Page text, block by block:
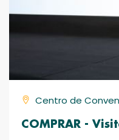
Centro de
COMPRAR -